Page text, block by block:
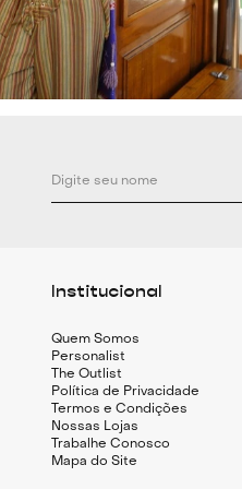
Institucional
Quem Somos
Personalist
The Outlist
Política de Privacidade
Termos e Condições
Nossas Lojas
Trabalhe Conosco
Mapa do Site